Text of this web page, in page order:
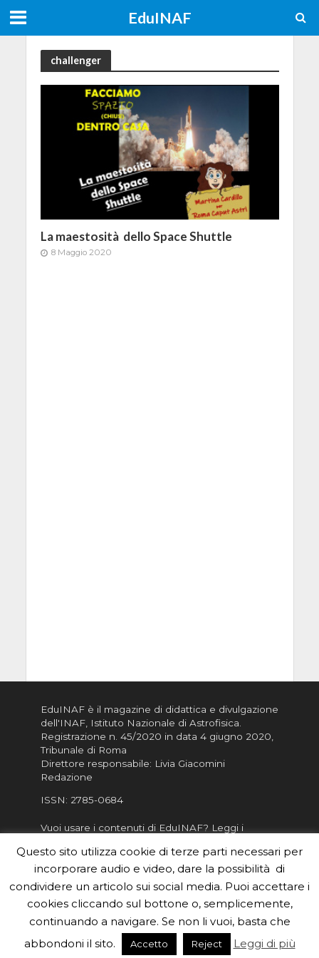
EduINAF
challenger
La maestosità dello Space Shuttle
8 Maggio 2020
EduINAF è il magazine di didattica e divulgazione
dell'INAF, Istituto Nazionale di Astrofisica
Registrazione n. 45/2020 in data 4 giugno 2020,
Tribunale di Roma
Direttore responsabile: Livia Giacomini
Redazione
ISSN: 2785-0684
Vuoi usare i contenuti di EduINAF? Leggi i
Informativa sulla Privacy
Informatva sui Cookie
Per la rubrica de l'Astronomo risponde, per
inviarci le tue foto o i tuoi contributi, scrivici a
redazione.edu [chiocciola] inaf.it oppure
il form
Questo sito utilizza cookie di terze parti necessari per
incorporare audio e video, dare la possibilità di
condividere un articolo sui social media. Puoi accettare i
cookies cliccando sul bottone o, semplicemente,
continuando a navigare. Se non li vuoi, basta che
abbondoni il sito.
Accetto Reject Leggi di più